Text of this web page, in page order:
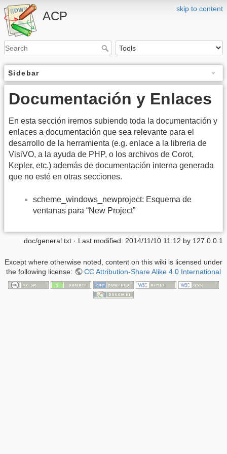
skip to content
ACP
Sidebar
Documentación y Enlaces
En esta sección iremos subiendo toda la documentación y
enlaces a documentación que sea relevante para el
desarrollo de la herramienta (e.g. enlace a la libreria de
VisiVO, a la ayuda de PHP, o los archivos de Corot,
Kepler, etc.) además de documentación interna generada
que no esté en otras secciones.
scheme_windows_newproject: Esquema de
ventanas para “New Project”
doc/general.txt · Last modified: 2014/11/10 11:12 by 127.0.0.1
Except where otherwise noted, content on this wiki is licensed under
the following license:
CC Attribution-Share Alike 4.0 International